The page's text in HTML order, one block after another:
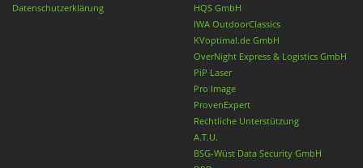
Datenschutzerklärung
HQS GmbH
IWA OutdoorClassics
KVoptimal.de GmbH
OverNight Express & Logistics GmbH
PiP Laser
Pro Image
ProvenExpert
Rechtliche Unterstützung
A.T.U.
BSG-Wüst Data Security GmbH